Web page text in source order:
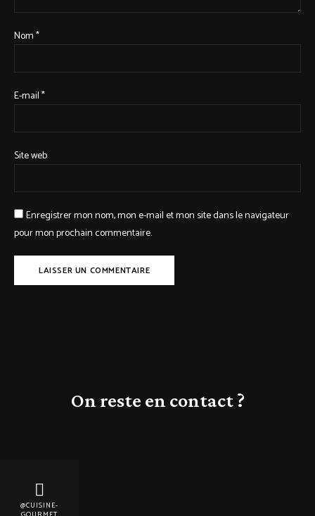
Nom*
E-mail*
Site web
Enregistrer mon nom, mon e-mail et mon site dans le navigateur
pour mon prochain commentaire.
On reste en contact ?
@CUISINE-